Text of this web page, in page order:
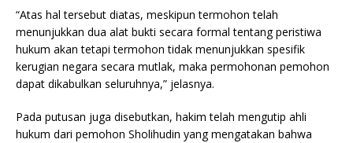
“Atas hal tersebut diatas, meskipun termohon telah
menunjukkan dua alat bukti secara formal tentang peristiwa
hukum akan tetapi termohon tidak menunjukkan spesifik
kerugian negara secara mutlak, maka permohonan pemohon
dapat dikabulkan seluruhnya,” jelasnya.
Pada putusan juga disebutkan, hakim telah mengutip ahli
hukum dari pemohon Sholihudin yang mengatakan bahwa